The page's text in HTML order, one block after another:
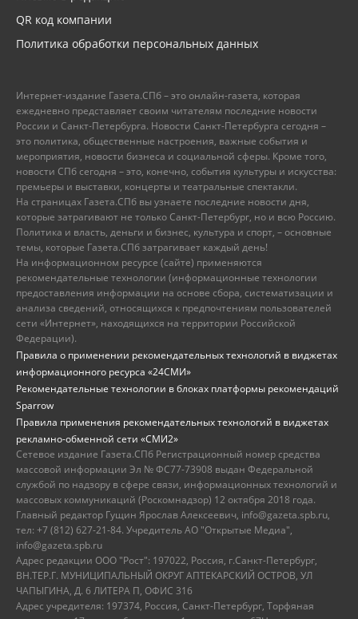
QR код компании
Политика обработки персональных данных
Интернет-издание Газета.СПб – это онлайн-газета, которая
ежедневно представляет своим читателям последние новости
России и Санкт-Петербурга. Новости Санкт-Петербурга сегодня –
это политика, общественные настроения, важные события и
мероприятия, новости бизнеса и социальной сферы. Кроме того,
новости СПб сегодня – это, конечно, события культуры и искусства:
премьеры и выставки, концерты и театральные спектакли.
На страницах Газета.СПб вы узнаете последние новости дня,
которые затрагивают не только Санкт-Петербург, но и всю Россию.
Политика и власть, деньги и бизнес, культура и спорт, – основные
темы, которые Газета.СПб затрагивает каждый день!
На информационном ресурсе (сайте) применяются
рекомендательные технологии (информационные технологии
предоставления информации на основе сбора, систематизации и
анализа сведений, относящихся к предпочтениям пользователей
сети «Интернет», находящихся на территории Российской
Федерации).
Правила о применении рекомендательных технологий в виджетах
информационного ресурса «24СМИ»
Рекомендательные технологии в блоках платформы рекомендаций
Sparrow
Правила применения рекомендательных технологий в виджетах
рекламно-обменной сети «СМИ2»
Сетевое издание Газета.СПб Регистрационный номер средства
массовой информации Эл № ФС77-73908 выдан Федеральной
службой по надзору в сфере связи, информационных технологий и
массовых коммуникаций (Роскомнадзор) 12 октября 2018 года.
Главный редактор Гущин Ярослав Алексеевич, info@gazeta.spb.ru,
тел: +7 (812) 627-21-84. Учредитель АО "Открытые Медиа",
info@gazeta.spb.ru
Адрес редакции ООО "Рост": 197022, Россия, г.Санкт-Петербург,
ВН.ТЕР.Г. МУНИЦИПАЛЬНЫЙ ОКРУГ АПТЕКАРСКИЙ ОСТРОВ, УЛ
ЧАПЫГИНА, Д. 6 ЛИТЕРА П, ОФИС 316
Адрес учредителя: 197374, Россия, Санкт-Петербург, Торфяная